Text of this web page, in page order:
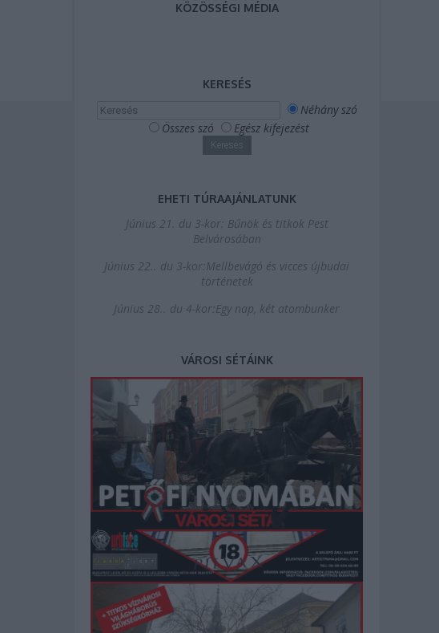
KÖZÖSSÉGI MÉDIA
KERESÉS
Néhány szó
Összes szó
Egész kifejezést
EHETI TÚRAAJÁNLATUNK
Június 21. du 3-kor: Bűnök és titkok Pest
Belvárosában
Június 22.. du 3-kor:Mellbevágó és vicces újbudai
történetek
Június 28.. du 4-kor:Egy nap, két atombunker
VÁROSI SÉTÁINK